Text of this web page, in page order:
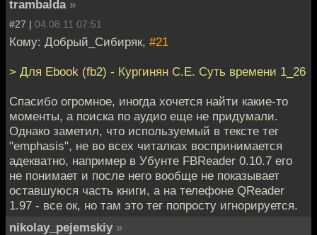
trambalda »
#27 | 04.08.11 07:51
Кому: Добрый_Сибиряк, #21
> Для Ebook (fb2) - Кургинян С.Е. Суть времени 1_26
Спасибо огромное, иногда хочется найти какие-то
моменты, а поиска по аудио еще не придумали.
Однако заметил, что используемый в тексте тег
"emphasis", не во всех читалках воспринимается
адекватно, например в Убунте FBReader 0.10.7 его
не понимает и после него вообще не показывает
оставшуюся часть книги, а на телефоне QReader
1.97 - все ок, но там это тег попросту игнорируется.
nikolay_pejemskiy »